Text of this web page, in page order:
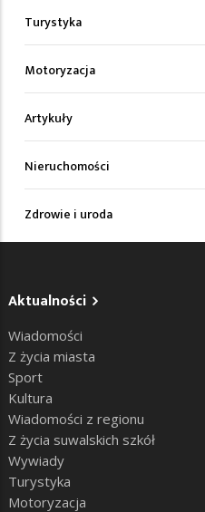
Turystyka
Motoryzacja
Artykuły
Nieruchomości
Zdrowie i uroda
Aktualności
Wiadomości
Z życia miasta
Sport
Kultura
Wiadomości z regionu
Z życia suwalskich szkół
Wywiady
Turystyka
Motoryzacja